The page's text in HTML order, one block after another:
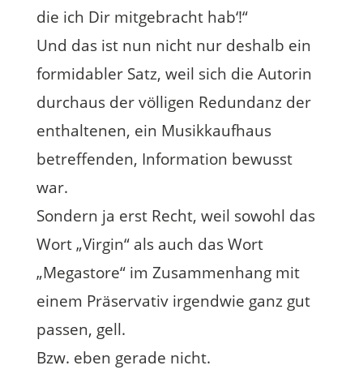
die ich Dir mitgebracht hab‘!“
Und das ist nun nicht nur deshalb ein
formidabler Satz, weil sich die Autorin
durchaus der völligen Redundanz der
enthaltenen, ein Musikkaufhaus
betreffenden, Information bewusst
war.
Sondern ja erst Recht, weil sowohl das
Wort „Virgin“ als auch das Wort
„Megastore“ im Zusammenhang mit
einem Präservativ irgendwie ganz gut
passen, gell.
Bzw. eben gerade nicht.